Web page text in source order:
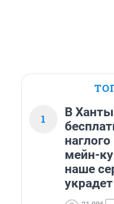
1
В
мейн-
наше